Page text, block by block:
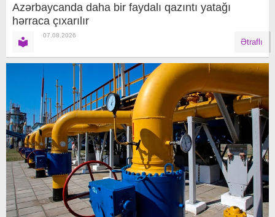
Azərbaycanda daha bir faydalı qazıntı yatağı
hərraca çıxarılır
07.08.2026
Ətraflı